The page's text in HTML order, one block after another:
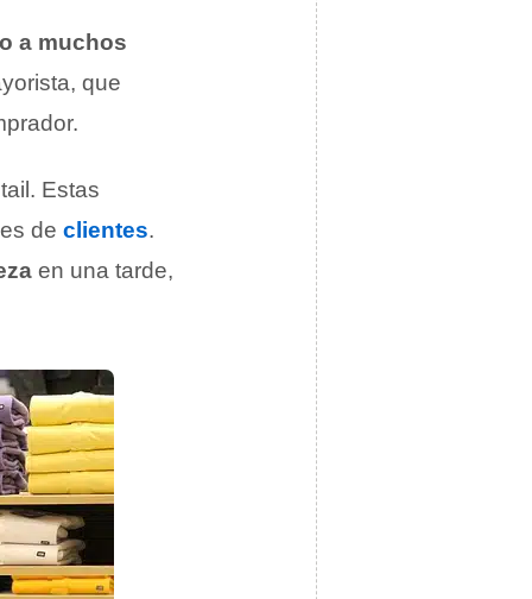
a muchos
que
Estas
de clientes.
en una tarde,